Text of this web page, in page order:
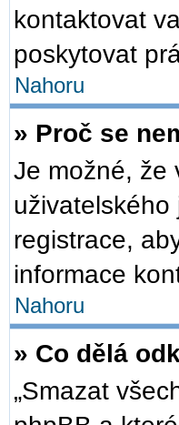
kontaktovat
poskytovat
Nahoru
» Proč se
Je možné, že
uživatelského
registrace,
informace
Nahoru
» Co dělá
„Smazat